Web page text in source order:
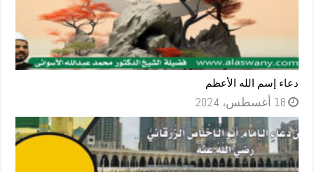
دعاء إسم الله الأعظم
18 أغسطس، 2024